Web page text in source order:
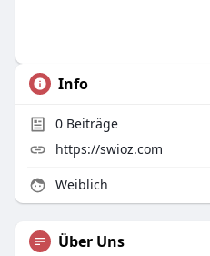
Info
0Beiträge
https://swioz.com
Weiblich
Über Uns